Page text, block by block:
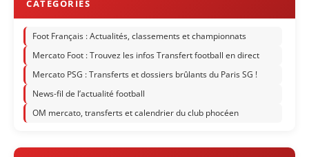
Foot Français : Actualités, classements et championnats
Mercato Foot : Trouvez les infos Transfert football en direct
Mercato PSG : Transferts et dossiers brûlants du Paris SG !
News-fil de l’actualité football
OM mercato, transferts et calendrier du club phocéen